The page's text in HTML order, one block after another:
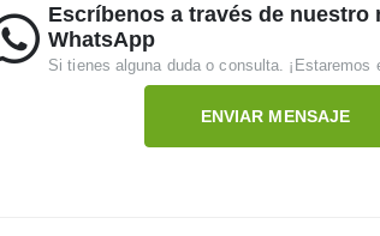
Escríbenos a través de nuestro
WhatsApp
Si tienes alguna duda o consulta. ¡Estaremos
ENVIAR MENSAJE